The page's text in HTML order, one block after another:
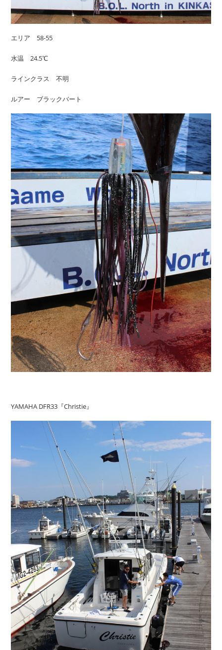
エリア 58-55
水温 24.5℃
ラインクラス 不明
ルアー ブラックバート
YAMAHA DFR33『Christie』